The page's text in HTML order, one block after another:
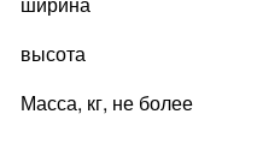
высота
Масса, кг, не более